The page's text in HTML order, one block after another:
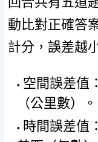
動比對正確答
計分，誤差越
空間誤差值
（公里數）。
時間誤差值